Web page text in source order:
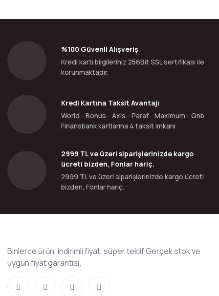
%100 Güvenli Alışveriş
Kredi kartı bilgileriniz 256Bit SSL sertifikası ile
korunmaktadır.
Kredi Kartına Taksit Avantajı
World - Bonus - Axis - Paraf - Maximum - Qnb
Finansbank kartlarına 4 taksit imkanı
2999 TL ve üzeri siparişlerinizde kargo
ücreti bizden, Fonlar hariç.
2999 TL ve üzeri siparişlerinizde kargo ücreti
bizden, Fonlar hariç.
Binlerce ürün, indirimli fiyat, süper teklif Gerçek stok ve
uygun fiyat garantisi.